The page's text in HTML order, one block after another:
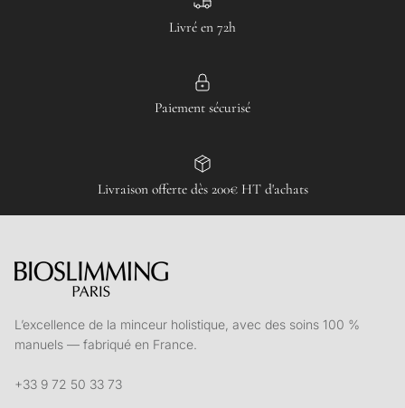
Livré en 72h
Paiement sécurisé
Livraison offerte dès 200€ HT d'achats
L’excellence de la minceur holistique, avec des soins 100 %
manuels — fabriqué en France.
+33 9 72 50 33 73